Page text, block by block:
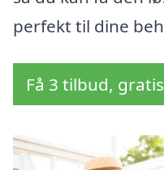
perfekt til dine
Få 3 tilbud,